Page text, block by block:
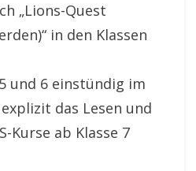
„Lions-Quest
in den Klassen
und 6 einstündig im
das Lesen und
Kurse ab Klasse 7